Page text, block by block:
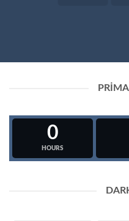
0
HOURS